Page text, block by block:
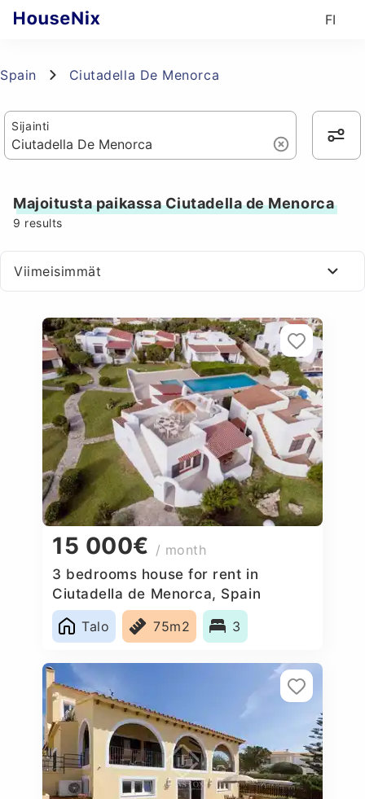
FI
Spain Ciutadella De Menorca
Sijainti
Majoitusta paikassa Ciutadella de Menorca
9 results
Viimeisimmät
15 000€ / month
3 bedrooms house for rent in
Ciutadella de Menorca, Spain
Talo
75m2 3